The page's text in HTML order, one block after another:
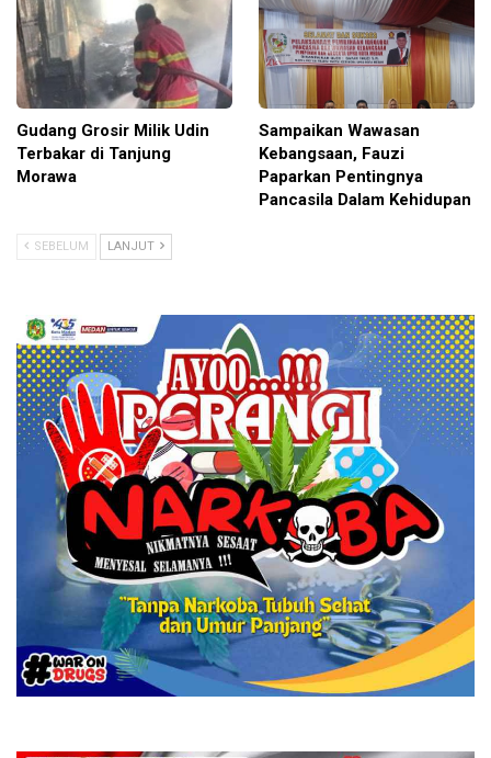
Gudang Grosir Milik Udin
Terbakar di Tanjung
Morawa
Sampaikan Wawasan
Kebangsaan, Fauzi
Paparkan Pentingnya
Pancasila Dalam Kehidupan
SEBELUM LANJUT